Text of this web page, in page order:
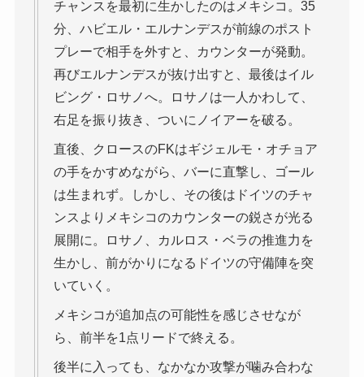
チャンスを最初に生かしたのはメキシコ。35
分、ハビエル・エルナンデスが前線のポスト
プレーで相手を外すと、カウンターが発動。
再びエルナンデスが抜け出すと、最後はイル
ビング・ロサノへ。ロサノは一人かわして、
右足を振り抜き、ついにノイアーを破る。
直後、クロースのFKはギジェルモ・オチョア
の手をかすめながら、バーに直撃し、ゴール
は生まれず。しかし、その後はドイツのチャ
ンスよりメキシコのカウンターの鋭さが光る
展開に。ロサノ、カルロス・ベラの推進力を
生かし、前がかりになるドイツの守備陣を突
いていく。
メキシコが追加点の可能性を感じさせなが
ら、前半を1点リードで終える。
後半に入っても、なかなか攻撃が噛み合わな